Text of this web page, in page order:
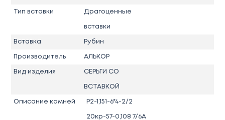
Тип вставки Драгоценные
вставки
Вставка Рубин
Производитель АЛЬКОР
Вид изделия СЕРЬГИ СО
ВСТАВКОЙ
Описание камней Р2-1,151-6*4-2/2
20кр-57-0,108 7/6А